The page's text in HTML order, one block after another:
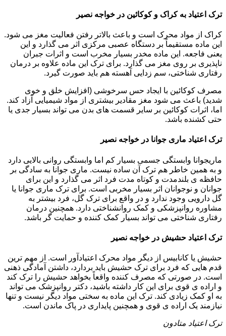
ترک اعتیاد به کراک و کوکائین در خواجه نصیر
کراک از مواد محرک است و باعث بالاتر رفتن فعالیت مغز می شود.
این ماده مستقیماً بر دستگاه عصبی مرکزی اثر می گذارد و این
یعنی فاجعه. این ماده مخدر بسیار مخرب است و اثرات جبران
ناپذیری بر روی مغز می گذارد. برای ترک این ماده علاوه بر درمان
رفتاری شناختی، سم زدایی آهسته هم باید صورت گیرد.
مصرف کوکائین با ایجاد حس سرخوشی (افزایش خلق و خوی
شدید) باعث می شود مغز مقادیر بیشتری از مواد شیمیایی آزاد کند.
اما، اثرات کوکائین بر سایر قسمت های بدن می تواند بسیار جدی یا
حتی کشنده باشد.
ترک اعتیاد ماری جوانا در خواجه نصیر
ماریجوانا وابستگی جسمی بسیار کم اما وابستگی روانی بالایی دارد
و به همین خاطر هم ترک آن ساده نیست. ماری جوانا به سادگی بر
حافظه ی بلندمدت و کوتاه مدت فرد اثر می گذارد و این برای
جوانان و نوجوانان اثر بسیار مخربی است. برای ترک ماری جوانا یا
گل دارویی وجود ندارد و در واقع برای ترک گل، فرد بیشتر به
مشاوره روانپزشکی و کمک روانشناختی دارد. همچنین درمان
رفتاری شناختی می تواند بسیار کمک کننده و حمایت گر باشد.
ترک اعتیاد حشیش در خواجه نصیر
حشیش یا کانابیس از دیگر مواد محرک اعتیادآور است. از مهم ترین
قدم هایی که فرد برای ترک حشیش باید بردارد، داشتن آمادگی ذهنی
است. در صورتی که مصرف کننده واقعاً بخواهد حشیش را ترک کند
و اراده ی قوی برای این کار داشته باشید، دکتر روانپزشک می تواند
به او کمک زیادی کند. ترک این ماده به سختی مواد دیگر نیست و تنها
نیازمند یک اراده ی قوی و همچنین پایداری در پاک ماندن است.
ترک اعتیاد متادون